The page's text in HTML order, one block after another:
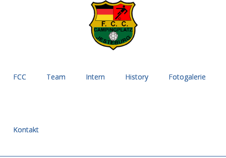
FCC Team Intern History Fotogalerie
Kontakt